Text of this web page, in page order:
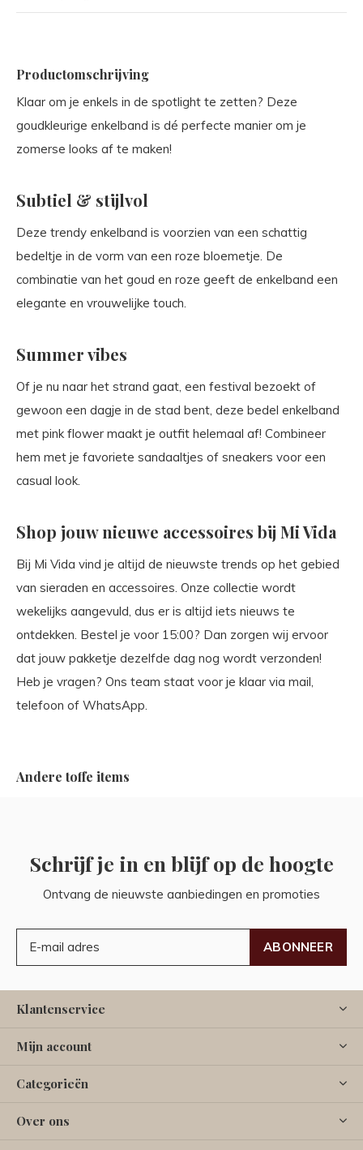
Productomschrijving
Klaar om je enkels in de spotlight te zetten? Deze
goudkleurige enkelband is dé perfecte manier om je
zomerse looks af te maken!
Subtiel & stijlvol
Deze trendy enkelband is voorzien van een schattig
bedeltje in de vorm van een roze bloemetje. De
combinatie van het goud en roze geeft de enkelband een
elegante en vrouwelijke touch.
Summer vibes
Of je nu naar het strand gaat, een festival bezoekt of
gewoon een dagje in de stad bent, deze bedel enkelband
met pink flower maakt je outfit helemaal af! Combineer
hem met je favoriete sandaaltjes of sneakers voor een
casual look.
Shop jouw nieuwe accessoires bij Mi Vida
Bij Mi Vida vind je altijd de nieuwste trends op het gebied
van sieraden en accessoires. Onze collectie wordt
wekelijks aangevuld, dus er is altijd iets nieuws te
ontdekken. Bestel je voor 15:00? Dan zorgen wij ervoor
dat jouw pakketje dezelfde dag nog wordt verzonden!
Heb je vragen? Ons team staat voor je klaar via mail,
telefoon of WhatsApp.
Andere toffe items
Schrijf je in en blijf op de hoogte
Ontvang de nieuwste aanbiedingen en promoties
ABONNEER
Klantenservice
Mijn account
Categorieën
Over ons